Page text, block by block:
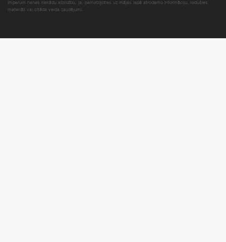
Imperum nenes nekādu atbildību, ja, pamatojoties uz mājas lapā atrodamo informāciju, radušies
materiāli vai citāda veida zaudējumi.